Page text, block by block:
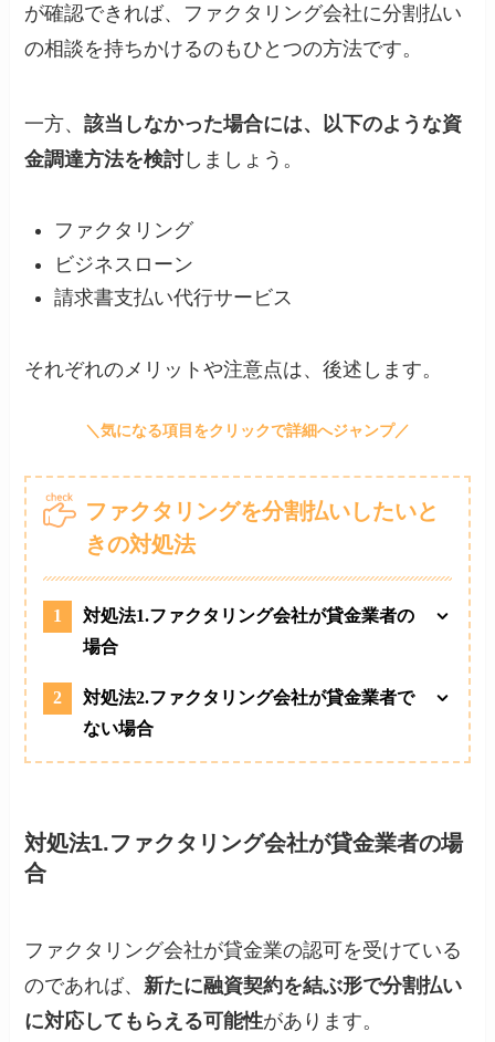
が確認できれば、ファクタリング会社に分割払い
の相談を持ちかけるのもひとつの方法です。
一方、該当しなかった場合には、以下のような資
金調達方法を検討しましょう。
ファクタリング
ビジネスローン
請求書支払い代行サービス
それぞれのメリットや注意点は、後述します。
ファクタリングを分割払いしたいと
きの対処法
1
対処法1.ファクタリング会社が貸金業者の
場合
2
対処法2.ファクタリング会社が貸金業者で
ない場合
対処法1.ファクタリング会社が貸金業者の場
合
ファクタリング会社が貸金業の認可を受けている
のであれば、 新たに融資契約を結ぶ形で分割払い
に対応してもらえる可能性があります。